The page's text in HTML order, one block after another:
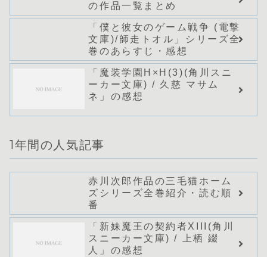
の作品一覧まとめ
「僕と彼女のゲーム戦争 (電撃
文庫)/師走トオル」シリーズ全
巻のあらすじ・感想
「魔装学園H×H(3)(角川スニ
ーカー文庫) / 久慈 マサム
ネ」の感想
1年間の人気記事
赤川次郎作品の三毛猫ホーム
ズシリーズ全巻紹介・読む順
番
「新妹魔王の契約者XIII(角川
スニーカー文庫) / 上栖 綴
人」の感想